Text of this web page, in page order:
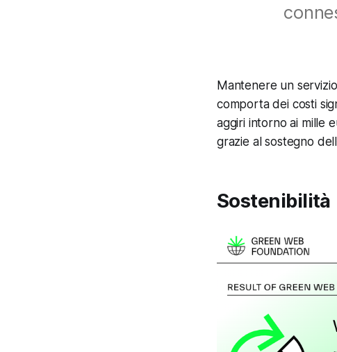
Mantenere un
comporta dei costi
aggiri intorno ai mille
grazie al sostegno
Sostenibilità